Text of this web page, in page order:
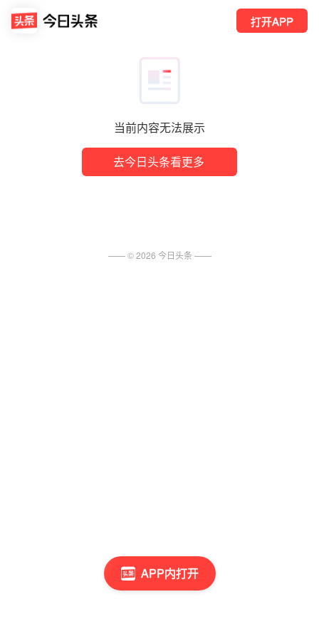
当前内容无法展示
去今日头条看更多
打开APP
APP内打开
—— ©2026 今日头条 ——